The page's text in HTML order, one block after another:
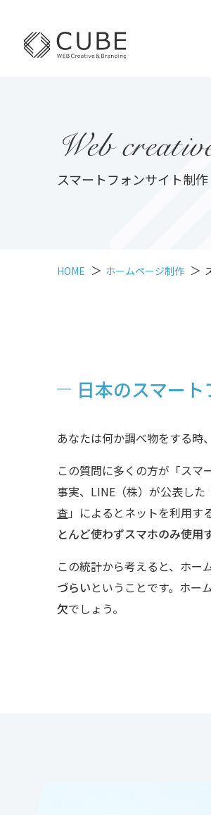
Web
スマートフォンサイト制作
HOME ホームページ制作
日本のスマー
あなたは何か調べ物をする時
この質問に多くの方が「スマ
事実、LINE（株）が公表した
査」によるとネットを利用す
とんど使わずスマホのみ使用
この統計から考えると、ホー
づらいということです。ホー
欠でしょう。